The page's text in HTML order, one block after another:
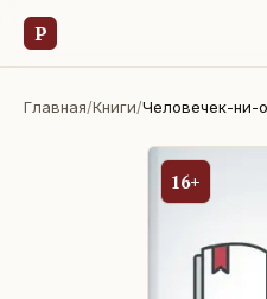
Р
Главная/Книги/Человечек-ни-
16+